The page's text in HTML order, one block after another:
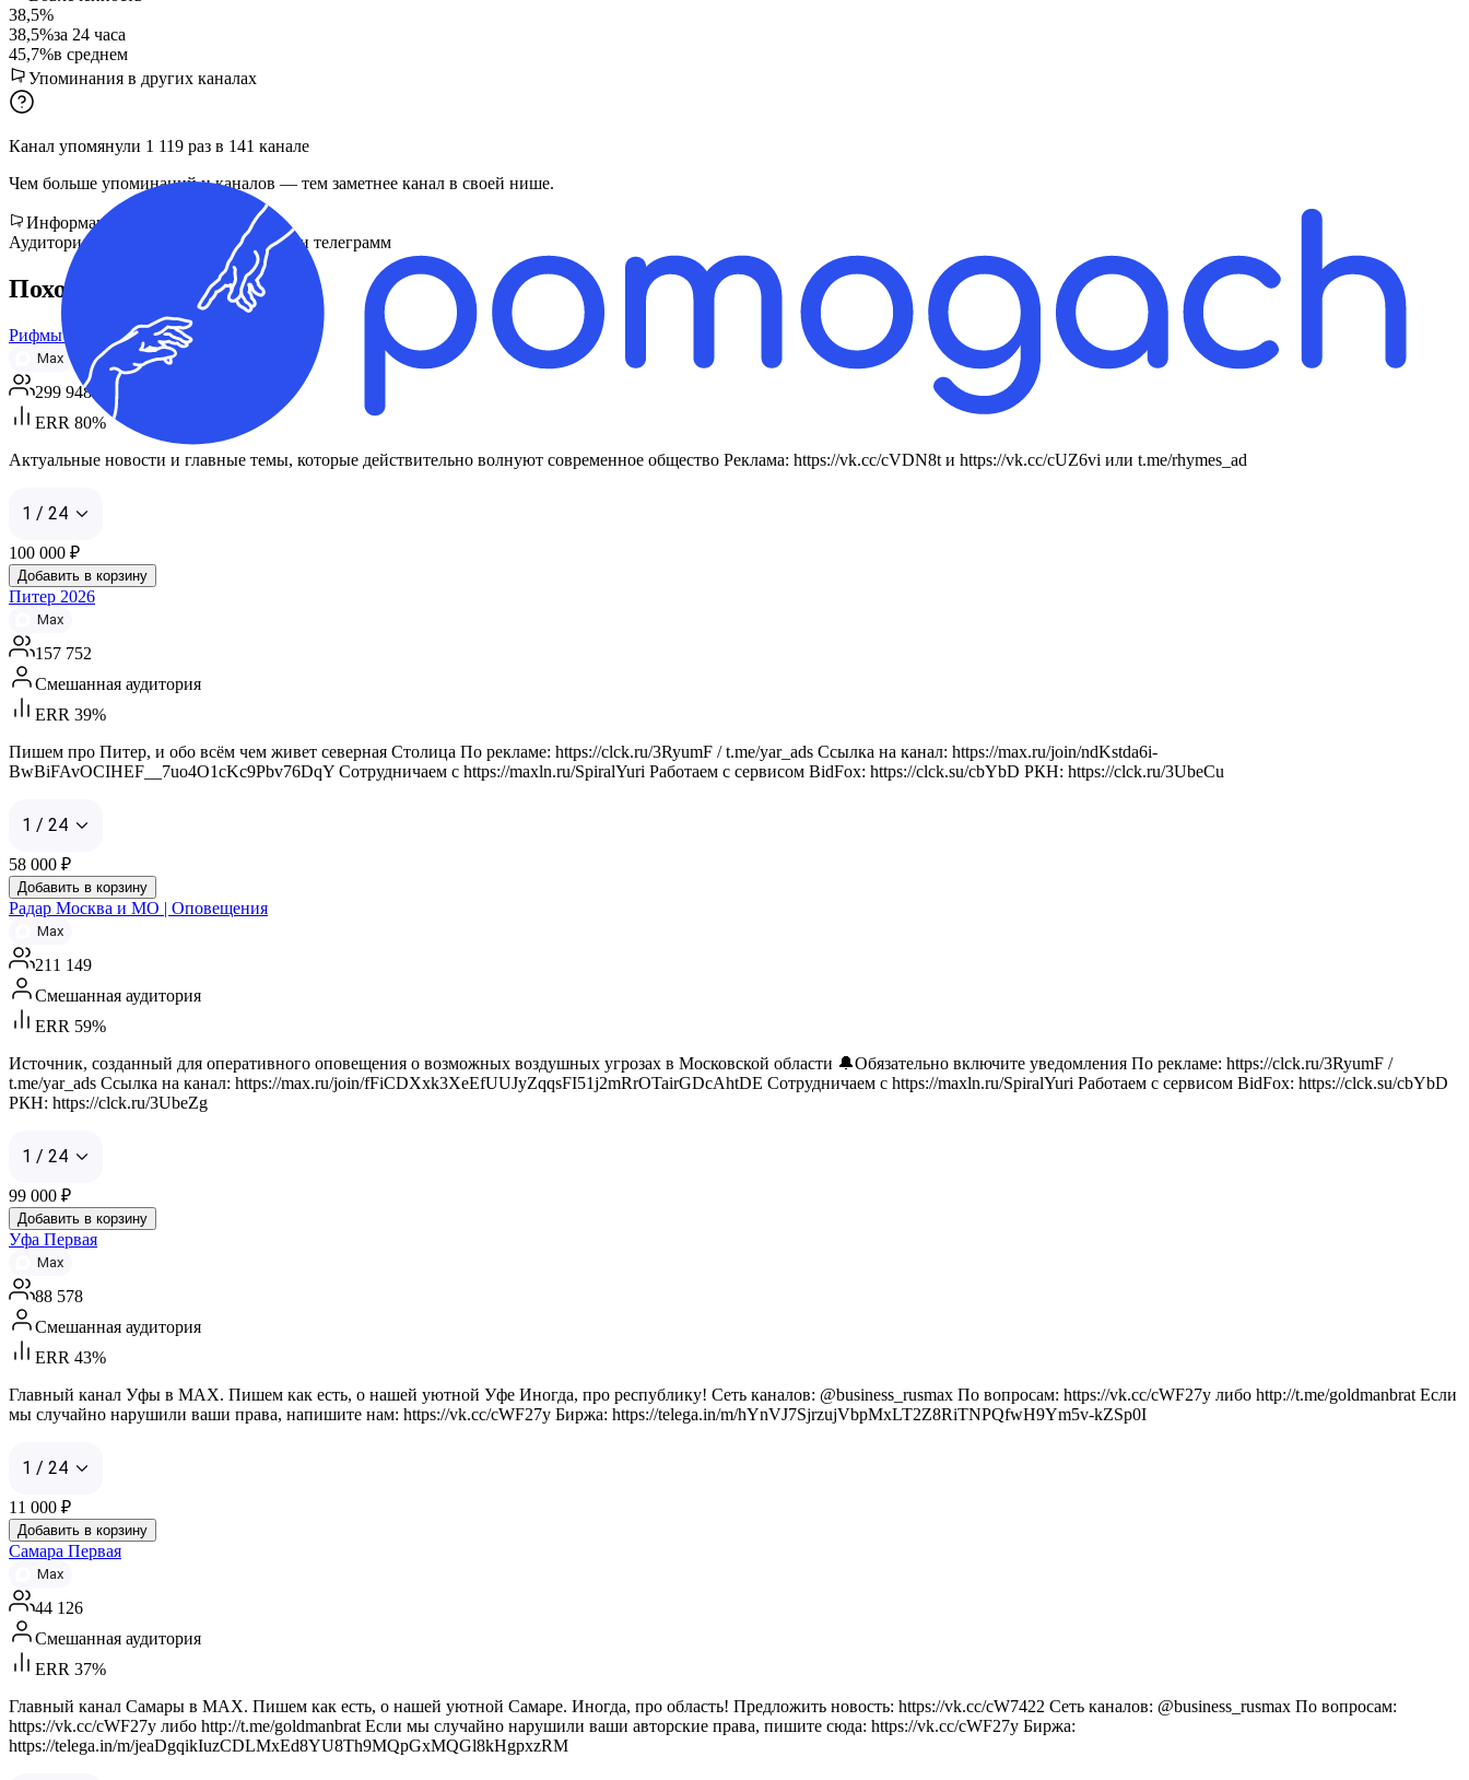
38,5%
38,5%за 24 часа
45,7%в среднем
Упоминания в других каналах
Канал упомянули 1 119 раз в 141 канале
Чем больше упоминаний и каналов — тем заметнее канал в своей нише.
Информация для рекламодателей
Аудитория заливалась с закупов в мах и телеграмм
Похожие каналы
Рифмы и Панчи 🤯
Max
299 948
ERR 80%
Актуальные новости и главные темы, которые действительно волнуют современное общество Реклама: https://vk.cc/cVDN8t и https://vk.cc/cUZ6vi или t.me/rhymes_ad
1 / 24
100 000 ₽
Добавить в корзину
Питер 2026
Max
157 752
Смешанная аудитория
ERR 39%
Пишем про Питер, и обо всём чем живет северная Столица По рекламе: https://clck.ru/3RyumF / t.me/yar_ads Ссылка на канал: https://max.ru/join/ndKstda6i-
BwBiFAvOCIHEF__7uo4O1cKc9Pbv76DqY Сотрудничаем с https://maxln.ru/SpiralYuri Работаем с сервисом BidFox: https://clck.su/cbYbD РКН: https://clck.ru/3UbeCu
1 / 24
58 000 ₽
Добавить в корзину
Радар Москва и МО | Оповещения
Max
211 149
Смешанная аудитория
ERR 59%
Источник, созданный для оперативного оповещения о возможных воздушных угрозах в Московской области 🔔Обязательно включите уведомления По рекламе: https://clck.ru/3RyumF /
t.me/yar_ads Ссылка на канал: https://max.ru/join/fFiCDXxk3XeEfUUJyZqqsFI51j2mRrOTairGDcAhtDE Сотрудничаем с https://maxln.ru/SpiralYuri Работаем с сервисом BidFox: https://clck.su/cbYbD
РКН: https://clck.ru/3UbeZg
1 / 24
99 000 ₽
Добавить в корзину
Уфа Первая
Max
88 578
Смешанная аудитория
ERR 43%
Главный канал Уфы в MAX. Пишем как есть, о нашей уютной Уфе Иногда, про республику! Сеть каналов: @business_rusmax По вопросам: https://vk.cc/cWF27y либо http://t.me/goldmanbrat Если
мы случайно нарушили ваши права, напишите нам: https://vk.cc/cWF27y Биржа: https://telega.in/m/hYnVJ7SjrzujVbpMxLT2Z8RiTNPQfwH9Ym5v-kZSp0I
1 / 24
11 000 ₽
Добавить в корзину
Самара Первая
Max
44 126
Смешанная аудитория
ERR 37%
Главный канал Самары в MAX. Пишем как есть, о нашей уютной Самаре. Иногда, про область! Предложить новость: https://vk.cc/cW7422 Сеть каналов: @business_rusmax По вопросам:
https://vk.cc/cWF27y либо http://t.me/goldmanbrat Если мы случайно нарушили ваши авторские права, пишите сюда: https://vk.cc/cWF27y Биржа:
https://telega.in/m/jeaDgqikIuzCDLMxEd8YU8Th9MQpGxMQGl8kHgpxzRM